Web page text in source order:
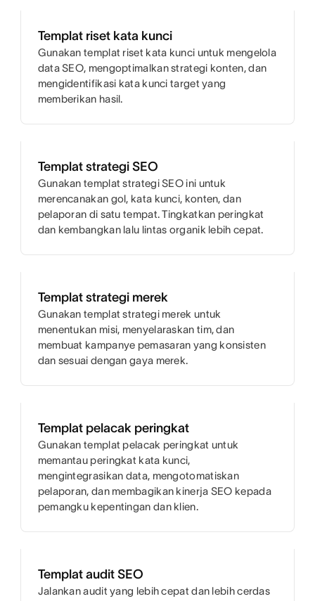
Templat riset kata kunci
Gunakan templat riset kata kunci untuk mengelola
data SEO, mengoptimalkan strategi konten, dan
mengidentifikasi kata kunci target yang
memberikan hasil.
Templat strategi SEO
Gunakan templat strategi SEO ini untuk
merencanakan gol, kata kunci, konten, dan
pelaporan di satu tempat. Tingkatkan peringkat
dan kembangkan lalu lintas organik lebih cepat.
Templat strategi merek
Gunakan templat strategi merek untuk
menentukan misi, menyelaraskan tim, dan
membuat kampanye pemasaran yang konsisten
dan sesuai dengan gaya merek.
Templat pelacak peringkat
Gunakan templat pelacak peringkat untuk
memantau peringkat kata kunci,
mengintegrasikan data, mengotomatiskan
pelaporan, dan membagikan kinerja SEO kepada
pemangku kepentingan dan klien.
Templat audit SEO
Jalankan audit yang lebih cepat dan lebih cerdas